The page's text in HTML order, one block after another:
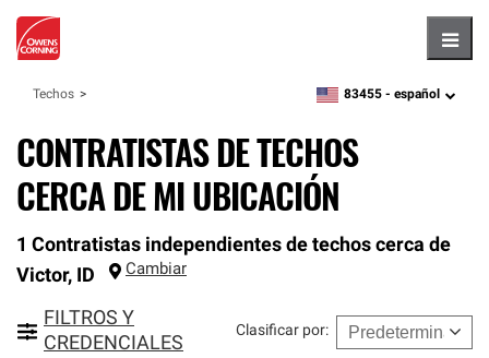
Techos zipcode,language
83455 - español
CONTRATISTAS DE TECHOS
CERCA DE MI UBICACIÓN
1 Contratistas independientes de techos cerca de
Victor, ID Cambiar
FILTROS Y
CREDENCIALES
Clasificar por: